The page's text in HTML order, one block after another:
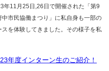
年11月25日,26日で開催された「第9
中市民協働まつり」に私自身も一部の
スを体験してきました。その様子を私
23年度インターン生のご紹介！